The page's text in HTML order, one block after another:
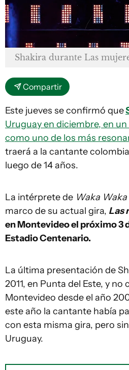
Shakira durante Las
Compartir
Este jueves se confirmó que
Uruguay en diciembre, en
como uno de los más
traerá a la cantante
luego de 14 años.
La intérprete de Waka Waka
marco de su actual gira, Las
en Montevideo el próximo 3
Estadio Centenario.
La última presentación de
2011, en Punta del Este, y no
Montevideo desde el año
este año la cantante había
con esta misma gira, pero
Uruguay.